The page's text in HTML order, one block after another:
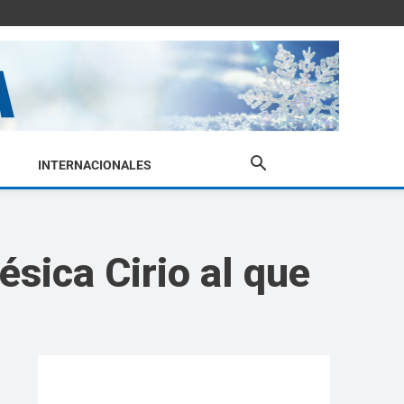
INTERNACIONALES
Cirio al que